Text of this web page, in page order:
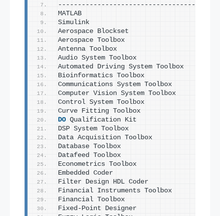
MATLAB
Simulink
Aerospace Blockset
Aerospace Toolbox
Antenna Toolbox
Audio System Toolbox
Automated Driving System Toolbox
Bioinformatics Toolbox
Communications System Toolbox
Computer Vision System Toolbox
Control System Toolbox
Curve Fitting Toolbox
DO Qualification Kit
DSP System Toolbox
Data Acquisition Toolbox
Database Toolbox
Datafeed Toolbox
Econometrics Toolbox
Embedded Coder
Filter Design HDL Coder
Financial Instruments Toolbox
Financial Toolbox
Fixed-Point Designer